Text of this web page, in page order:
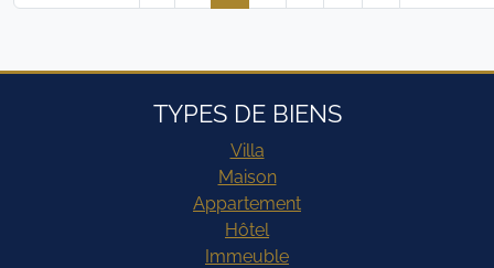
TYPES DE BIENS
Villa
Maison
Appartement
Hôtel
Immeuble